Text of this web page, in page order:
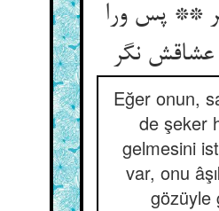
** پس ورا
نگر
Eğer onun,
de şeker
gelmesini
var, onu
gözüyle